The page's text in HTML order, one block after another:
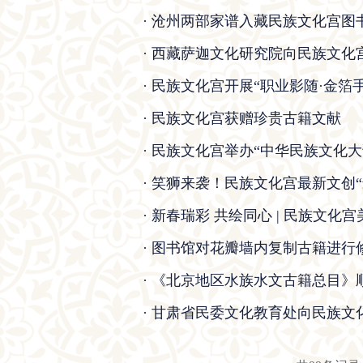
· 沧州两部家谱入藏民族文化宫图
· 西藏萨迦文化研究院向民族文
· 民族文化宫开展“职业影随·金箔
· 民族文化宫获赠珍贵古籍文献
· 民族文化宫举办“中华民族文化
· 笑狮来袭！民族文化宫最新文创
· 新春瑞彩 共绘同心 | 民族文化
· 图书馆对花瓣墙内复制古籍进行
· 《北京地区水族水文古籍总目》
· 甘肃省民委文化教育处向民族